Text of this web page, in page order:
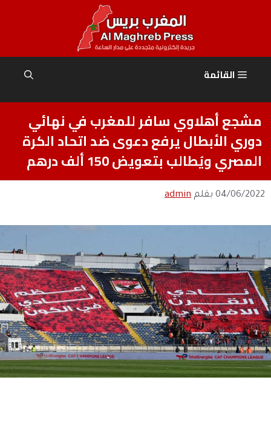
القائمة
مشجع أهلاوي سافر للمغرب في نهائي
دوري الأبطال يرفع دعوى ضد اتحاد الكرة
المصري ويُطالب بتعويض 150 ألف درهم
04/06/2022 بقلم admin